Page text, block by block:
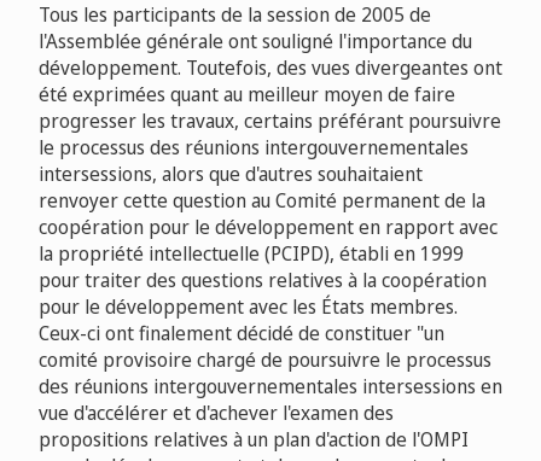
Tous les participants de la session de 2005 de
l'Assemblée générale ont souligné l'importance du
développement. Toutefois, des vues divergeantes ont
été exprimées quant au meilleur moyen de faire
progresser les travaux, certains préférant poursuivre
le processus des réunions intergouvernementales
intersessions, alors que d'autres souhaitaient
renvoyer cette question au Comité permanent de la
coopération pour le développement en rapport avec
la propriété intellectuelle (PCIPD), établi en 1999
pour traiter des questions relatives à la coopération
pour le développement avec les États membres.
Ceux-ci ont finalement décidé de constituer "un
comité provisoire chargé de poursuivre le processus
des réunions intergouvernementales intersessions en
vue d'accélérer et d'achever l'examen des
propositions relatives à un plan d'action de l'OMPI